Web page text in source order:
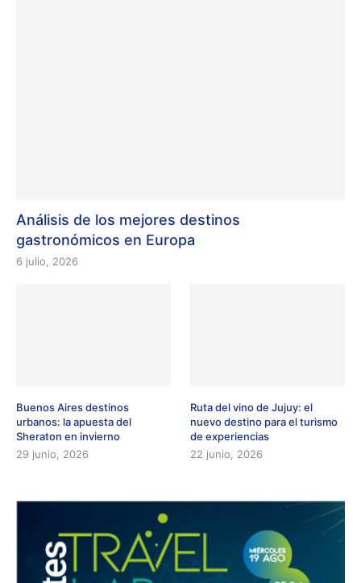
Análisis de los mejores destinos
gastronómicos en Europa
6 julio, 2026
Buenos Aires destinos
urbanos: la apuesta del
Sheraton en invierno
29 junio, 2026
Ruta del vino de Jujuy: el
nuevo destino para el turismo
de experiencias
22 junio, 2026